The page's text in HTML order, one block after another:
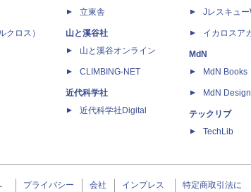
クロス）
立東舎
山と溪谷社
山と溪谷オンライン
CLIMBING-NET
近代科学社
近代科学社Digital
Jレスキュー
イカロスア
MdN
MdN Books
MdN Design
テックリブ
TechLib
プライバシー
会社
インプレス
特定商取引法に